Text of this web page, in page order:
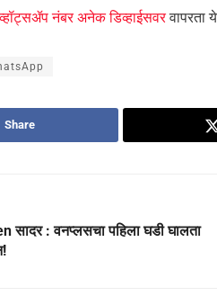
नंबर अनेक डिव्हाईसवरवापरता
Share
सादर : वनप्लसचा पहिला घडी घालता